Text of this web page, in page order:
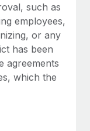
such as
employees,
or any
has been
agreements
which the